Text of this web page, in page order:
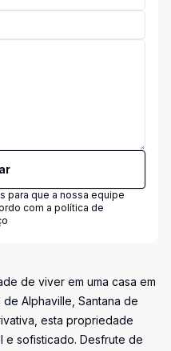
para que a nossa equipe
com a política de
de viver em uma casa em
Alphaville, Santana de
esta propriedade
e sofisticado. Desfrute de